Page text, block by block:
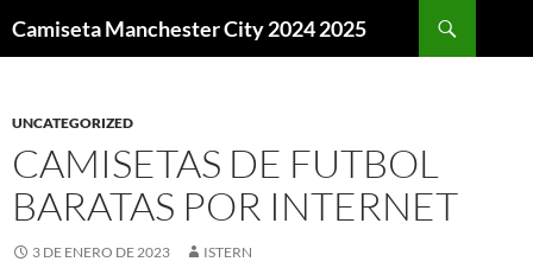
Camiseta Manchester City 2024 2025
UNCATEGORIZED
CAMISETAS DE FUTBOL
BARATAS POR INTERNET
3 DE ENERO DE 2023 ISTERN